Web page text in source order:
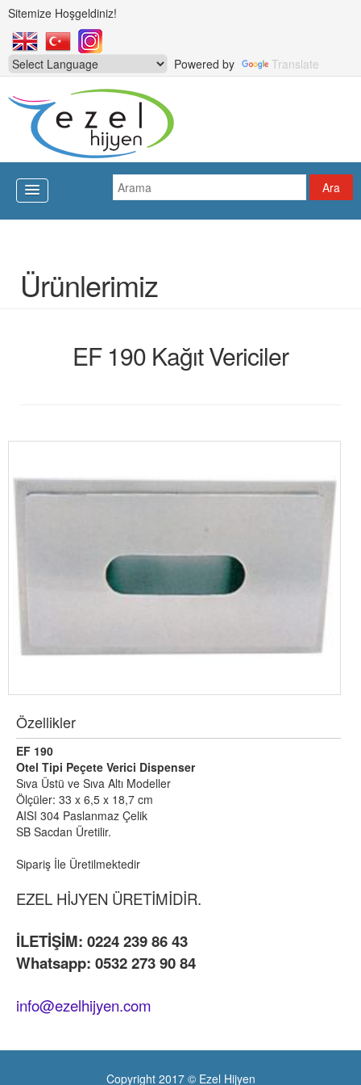
Sitemize Hoşgeldiniz!
Powered by Translate
Ürünlerimiz
EF 190 Kağıt Vericiler
Özellikler
EF 190
Otel Tipi Peçete Verici Dispenser
Sıva Üstü ve Sıva Altı Modeller
Ölçüler: 33 x 6,5 x 18,7 cm
AISI 304 Paslanmaz Çelik
SB Sacdan Üretilir.
Sipariş İle Üretilmektedir
EZEL HİJYEN ÜRETİMİDİR.
İLETİŞİM: 0224 239 86 43
Whatsapp: 0532 273 90 84
info@ezelhijyen.com
Copyright 2017 © Ezel Hijyen